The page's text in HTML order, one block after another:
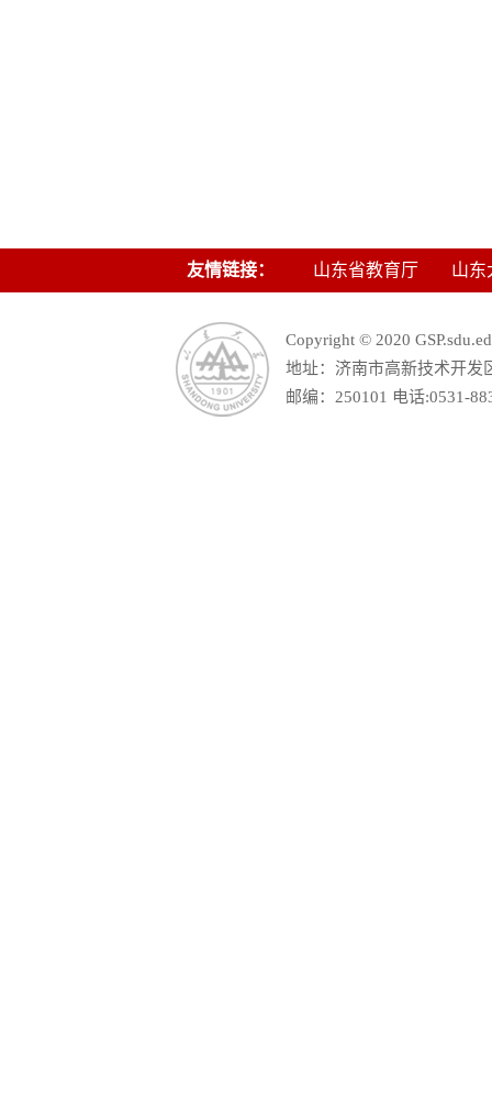
友情链接： 山东省教育厅 山东
Copyright © 2020
地址：济南市高新技术开发
邮编：250101 电话:0531-